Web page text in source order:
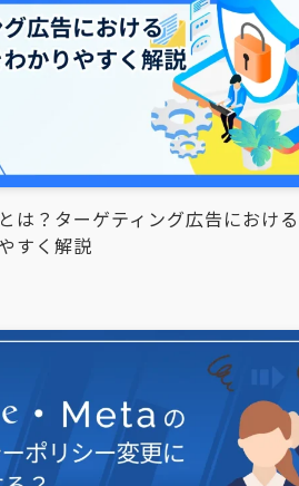
は？ターゲティング広告におけ
すく解説